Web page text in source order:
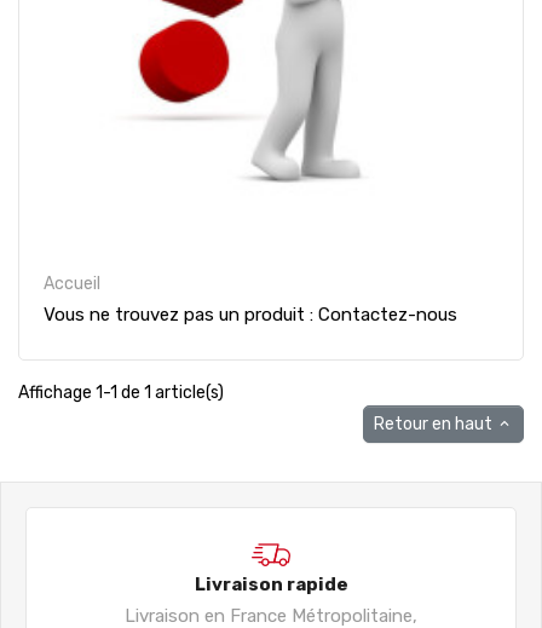
Accueil
Vous ne trouvez pas un produit : Contactez-nous
Affichage 1-1 de 1 article(s)
Retour en haut 
Livraison rapide
Livraison en France Métropolitaine,